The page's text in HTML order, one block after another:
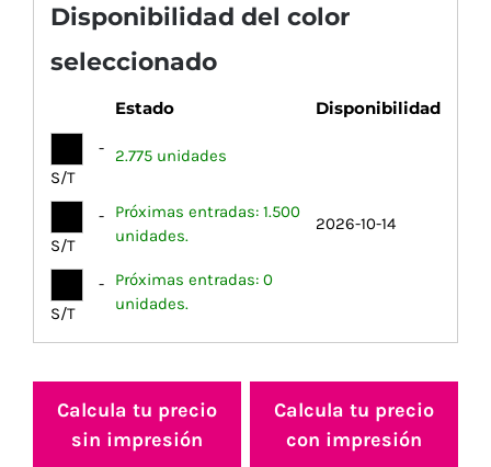
Disponibilidad del color
seleccionado
Estado Disponibilidad
-
S/T
2.775 unidades
-
S/T
Próximas entradas: 1.500
unidades.
2026-10-14
-
S/T
Próximas entradas: 0
unidades.
Calcula tu precio
sin impresión
Calcula tu precio
con impresión